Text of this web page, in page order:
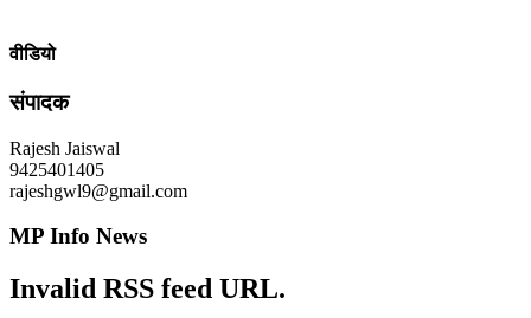
वीडियो
संपादक
Rajesh Jaiswal
9425401405
rajeshgwl9@gmail.com
MP Info News
Invalid RSS feed URL.